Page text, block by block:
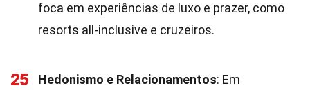
foca em experiências de luxo e prazer, como
resorts all-inclusive e cruzeiros.
25 Hedonismo e Relacionamentos: Em